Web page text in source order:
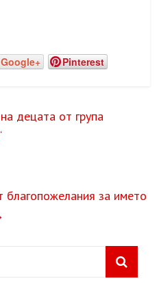
Google+ Pinterest
децата от група
благопожелания за името